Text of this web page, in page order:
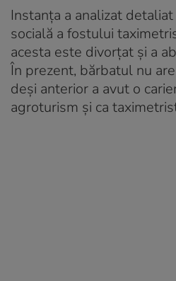
Instanța a analizat
socială a fostului
acesta este divorțat și a
În prezent, bărbatul nu
deși anterior a avut o
agroturism și ca